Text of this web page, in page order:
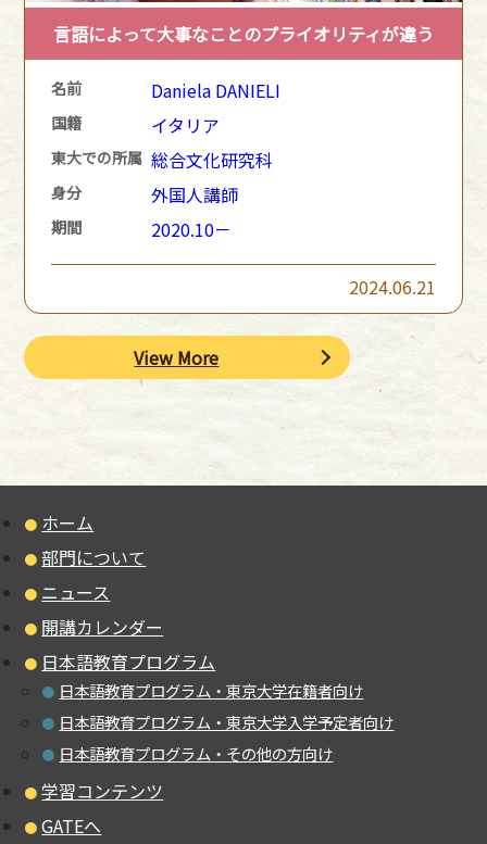
言語によって大事なことのプライオリティが違う
名前 Daniela DANIELI
国籍 イタリア
東大での所属 総合文化研究科
身分 外国人講師
期間 2020.10－
2024.06.21
View More
ホーム
部門について
ニュース
開講カレンダー
日本語教育プログラム
日本語教育プログラム・東京大学在籍者向け
日本語教育プログラム・東京大学入学予定者向け
日本語教育プログラム・その他の方向け
学習コンテンツ
GATEへ